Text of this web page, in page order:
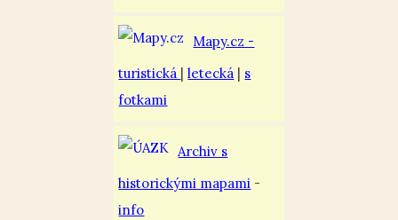
Mapy.cz -
turistická
|letecká
s
fotkami
Archiv s
historickými mapami -
info